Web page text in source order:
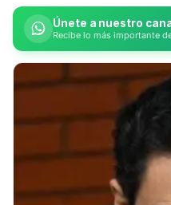
Únete a nuestro
Recibe lo más importante